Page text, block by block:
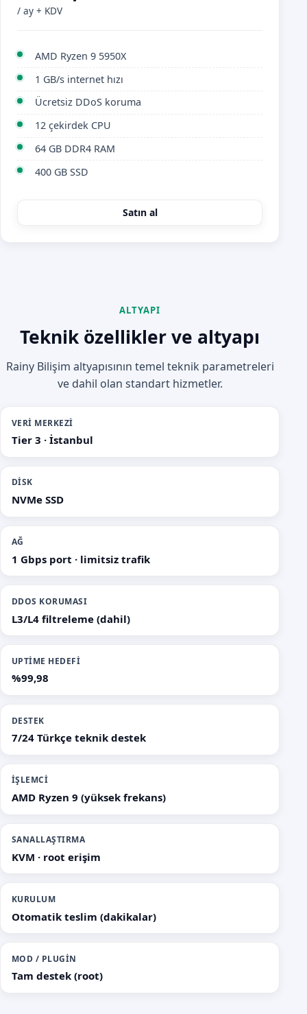
/ ay + KDV
AMD Ryzen 9 5950X
1 GB/s internet hızı
Ücretsiz DDoS koruma
12 çekirdek CPU
64 GB DDR4 RAM
400 GB SSD
Satın al
ALTYAPI
Teknik özellikler ve altyapı
Rainy Bilişim altyapısının temel teknik parametreleri
ve dahil olan standart hizmetler.
VERI MERKEZI
Tier 3 · İstanbul
DISK
NVMe SSD
AĞ
1 Gbps port · limitsiz trafik
DDOS KORUMASI
L3/L4 filtreleme (dahil)
UPTIME HEDEFI
%99,98
DESTEK
7/24 Türkçe teknik destek
İŞLEMCI
AMD Ryzen 9 (yüksek frekans)
SANALLAŞTIRMA
KVM · root erişim
KURULUM
Otomatik teslim (dakikalar)
MOD / PLUGIN
Tam destek (root)